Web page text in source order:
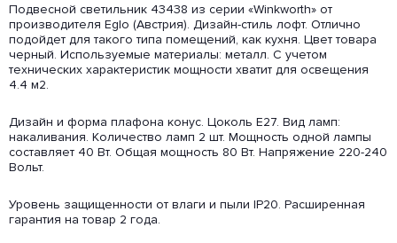
Подвесной светильник 43438 из серии «Winkworth» от
производителя Eglo (Австрия). Дизайн-стиль лофт. Отлично
подойдет для такого типа помещений, как кухня. Цвет товара
черный. Используемые материалы: металл. С учетом
технических характеристик мощности хватит для освещения
4.4 м2.
Дизайн и форма плафона конус. Цоколь E27. Вид ламп:
накаливания. Количество ламп 2 шт. Мощность одной лампы
составляет 40 Вт. Общая мощность 80 Вт. Напряжение 220-240
Вольт.
Уровень защищенности от влаги и пыли IP20. Расширенная
гарантия на товар 2 года.